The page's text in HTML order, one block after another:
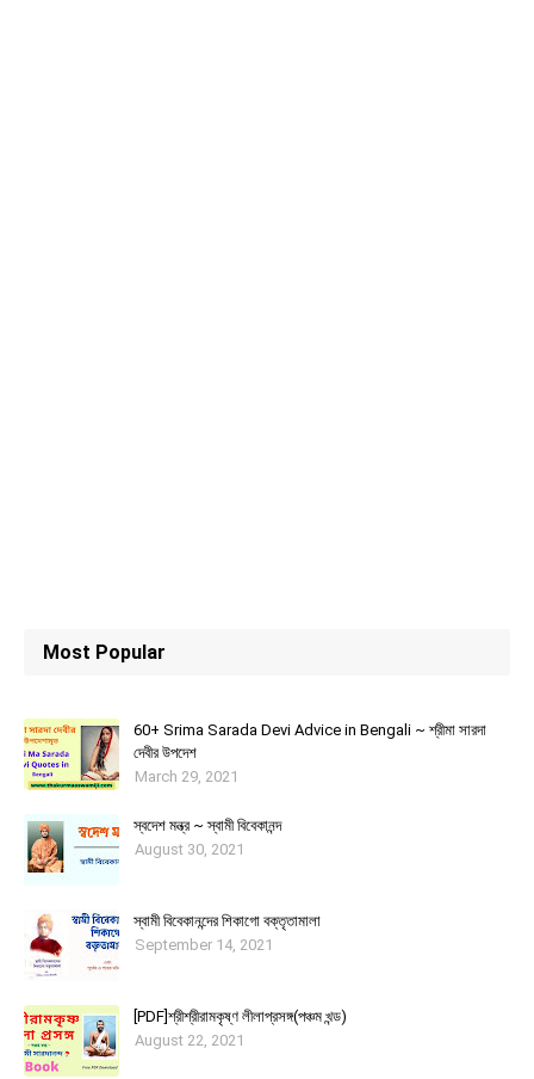
Most Popular
60+ Srima Sarada Devi Advice in Bengali ~ শ্রীমা সারদা
দেবীর উপদেশ
March 29, 2021
স্বদেশ মন্ত্র ~ স্বামী বিবেকানন্দ
August 30, 2021
স্বামী বিবেকানন্দের শিকাগাে বক্তৃতামালা
September 14, 2021
[PDF]শ্রীশ্রীরামকৃষ্ণ লীলাপ্রসঙ্গ(পঞ্চম খন্ড)
August 22, 2021